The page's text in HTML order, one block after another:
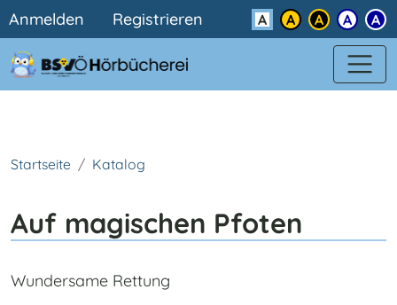
Direkt zum Inhalt
Benutzermenü
Anmelden Registrieren Kontrast
Startseite Katalog
Auf magischen Pfoten
Wundersame Rettung